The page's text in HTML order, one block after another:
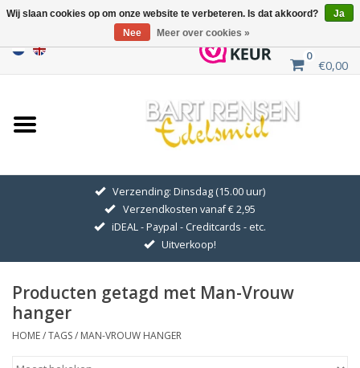
0
€0,00
Home
Uitverkoop
GOUDEN SYMBOLEN
Hanger Kettingen
Oorhangers
Verzending: Dinsdag (15.00 uur)
Verzendkosten vanaf € 2,95
iDEAL - Paypal - Creditcards - etc.
Uitverkoop!
Producten getagd met Man-Vrouw
hanger
HOME/TAGS/ MAN-VROUW HANGER
Wij slaan cookies op om onze website te verbeteren. Is dat akkoord?
Ja
Nee
Meer over cookies »